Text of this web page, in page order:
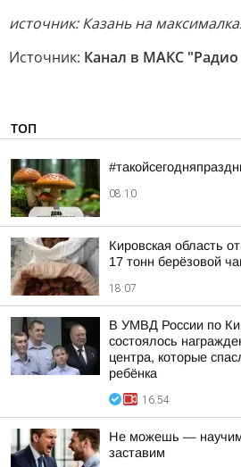
источник: Казань на
Источник: Канал в МАКС
ТОП
08:10
Кировская область
17 тонн берёзовой
18:07
В УМВД России по
состоялось
центра, которые
ребёнка
16:54
Не можешь —
заставим